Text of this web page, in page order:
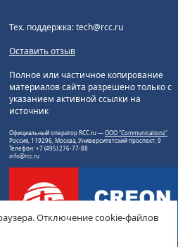
Тех. поддержка: tech@rcc.ru
Оставить отзыв
Полное или частичное копирование
материалов сайта разрешено только с
указанием активной ссылки на
источник
Официальный оператор RCC.ru —ООО "Communicationz"
Россия, 119296, Москва, Университетский проспект, 9
Телефон: +7 (495) 276-77-88
info@rcc.ru
Отключение cookie-файлов